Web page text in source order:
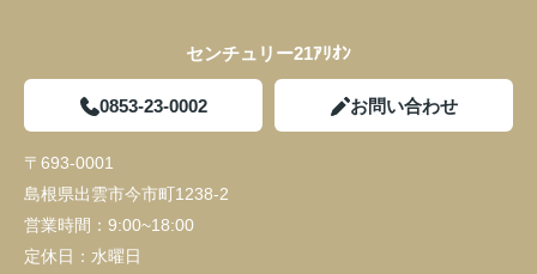
センチュリー21ｱﾘｵﾝ
0853-23-0002 お問い合わせ
〒693-0001
島根県出雲市今市町1238-2
営業時間： 9:00~18:00
定休日： 水曜日